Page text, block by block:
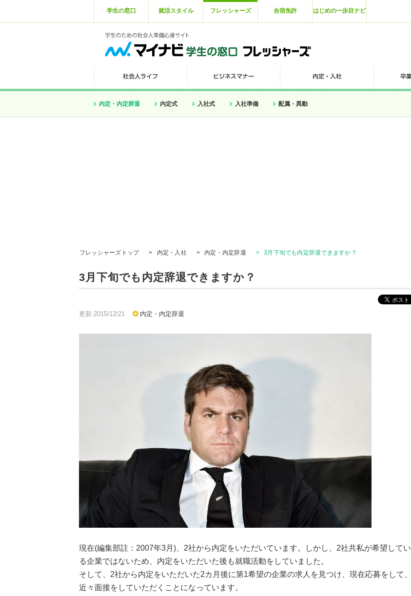
学生の窓口 就活スタイル フレッシャーズ 合宿免許 はじめの一歩目ナビ
内定・内定辞退 内定式 入社式 入社準備 配属・異動
フレッシャーズトップ > 内定・入社 > 内定・内定辞退 > 3月下旬でも内定辞退できますか？
3月下旬でも内定辞退できますか？
更新:2015/12/21 内定・内定辞退
現在(編集部註：2007年3月)、2社から内定をいただいています。しかし、2社共私が希望してい
る企業ではないため、内定をいただいた後も就職活動をしていました。
そして、2社から内定をいただいた2カ月後に第1希望の企業の求人を見つけ、現在応募をして、
近々面接をしていただくことになっています。